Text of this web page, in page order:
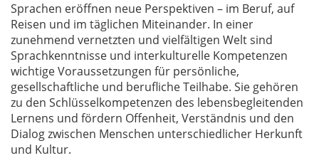
Sprachen eröffnen neue Perspektiven – im Beruf, auf
Reisen und im täglichen Miteinander. In einer
zunehmend vernetzten und vielfältigen Welt sind
Sprachkenntnisse und interkulturelle Kompetenzen
wichtige Voraussetzungen für persönliche,
gesellschaftliche und berufliche Teilhabe. Sie gehören
zu den Schlüsselkompetenzen des lebensbegleitenden
Lernens und fördern Offenheit, Verständnis und den
Dialog zwischen Menschen unterschiedlicher Herkunft
und Kultur.